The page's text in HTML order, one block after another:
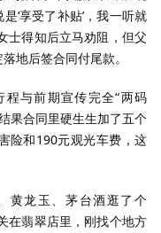
‘享受了补贴’，我一听就
士得知后立马劝阻，但父
地后签合同付尾款。
与前期宣传完全“两码
果合同里硬生生加了五个
险和190元观光车费，这
黄龙玉、茅台酒逛了个
在翡翠店里，刚找个地方